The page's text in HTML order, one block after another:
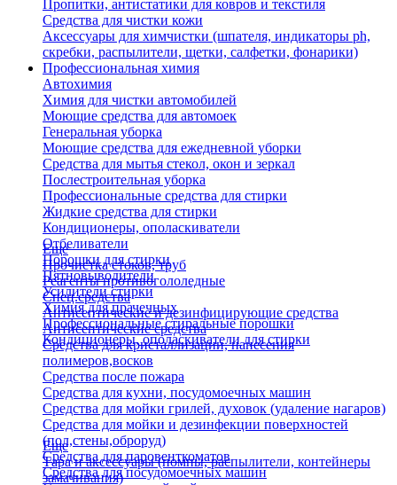
Пропитки, антистатики для ковров и текстиля
Средства для чистки кожи
Аксессуары для химчистки (шпателя, индикаторы ph,
скребки, распылители, щетки, салфетки, фонарики)
Профессиональная химия
Автохимия
Химия для чистки автомобилей
Моющие средства для автомоек
Генеральная уборка
Моющие средства для ежедневной уборки
Средства для мытья стекол, окон и зеркал
Послестроительная уборка
Профессиональные средства для стирки
Жидкие средства для стирки
Кондиционеры, ополаскиватели
Отбеливатели
Порошки для стирки
Пятновыводители
Усилители стирки
Химия для прачечных
Профессиональные стиральные порошки
Кондиционеры, ополаскиватели для стирки
Еще
Прочистка стоков, труб
Реагенты противогололедные
Спец.средства
Антисептические и дезинфицирующие средства
Антисептические средства
Средства для кристаллизации, нанесения
полимеров,восков
Средства после пожара
Средства для кухни, посудомоечных машин
Средства для мойки грилей, духовок (удаление нагаров)
Средства для мойки и дезинфекции поверхностей
(пол,стены,оброруд)
Средства для паровенткоматов
Средства для посудомоечных машин
Еще
Тара и аксессуары (помпы, распылители, контейнеры
замачивания)